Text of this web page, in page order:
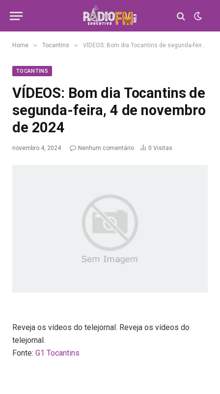
Home » Tocantins » VÍDEOS: Bom dia Tocantins de segunda-feira, 4 de novembro de 2024
TOCANTINS
VÍDEOS: Bom dia Tocantins de
segunda-feira, 4 de novembro
de 2024
novembro 4, 2024 Nenhum comentário 0 Visitas
Reveja os vídeos do telejornal. Reveja os vídeos do
telejornal.
Fonte: G1 Tocantins